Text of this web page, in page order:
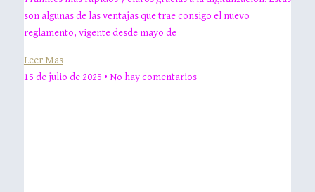
son algunas de las ventajas que trae consigo el nuevo
reglamento, vigente desde mayo de
Leer Mas
15 de julio de 2025
No hay comentarios